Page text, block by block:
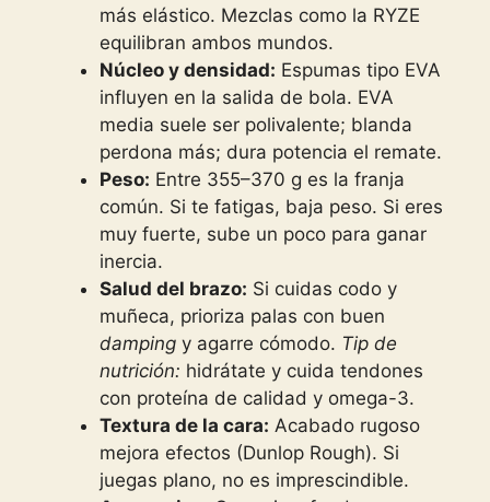
más elástico. Mezclas como la RYZE
equilibran ambos mundos.
Núcleo y densidad: Espumas tipo EVA
influyen en la salida de bola. EVA
media suele ser polivalente; blanda
perdona más; dura potencia el remate.
Peso: Entre 355–370 g es la franja
común. Si te fatigas, baja peso. Si eres
muy fuerte, sube un poco para ganar
inercia.
Salud del brazo: Si cuidas codo y
muñeca, prioriza palas con buen
damping y agarre cómodo. Tip de
nutrición: hidrátate y cuida tendones
con proteína de calidad y omega-3.
Textura de la cara: Acabado rugoso
mejora efectos (Dunlop Rough). Si
juegas plano, no es imprescindible.